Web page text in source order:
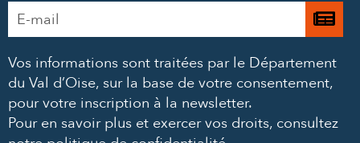
Adresse
e-
*
Je
à
Vos informations sont traitées par le Département
du Val d’Oise, sur la base de votre consentement,
pour votre inscription à la newsletter.
Pour en savoir plus et exercer vos droits, consultez